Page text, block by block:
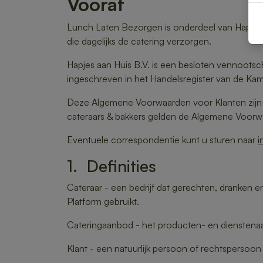
Lunch Laten Bezorgen is onderdeel van
die dagelijks de catering verzorgen.
Hapjes aan Huis B.V. is een besloten
ingeschreven in het Handelsregister van de
Deze Algemene Voorwaarden voor Klanten
cateraars & bakkers gelden de Algemene
Eventuele correspondentie kunt u sturen naar
1. Definities
Cateraar - een bedrijf dat gerechten, dranken
Platform gebruikt.
Cateringaanbod - het producten- en
Klant - een natuurlijk persoon of